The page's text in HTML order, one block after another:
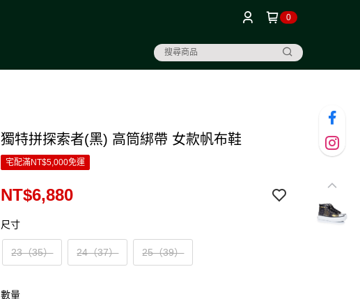
0
獨特拼探索者(黑) 高筒綁帶 女款帆布鞋
宅配滿NT$5,000免運
NT$6,880
尺寸
23（35） 24（37） 25（39）
數量